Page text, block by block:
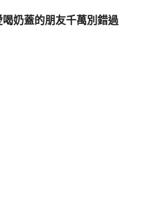
奶蓋的朋友千萬別錯過